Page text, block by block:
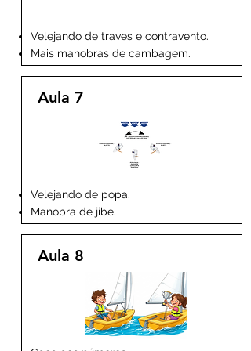
Velejando de traves e contravento.
Mais manobras de cambagem.
Aula 7
Velejando de popa.
Manobra de jibe.
Aula 8